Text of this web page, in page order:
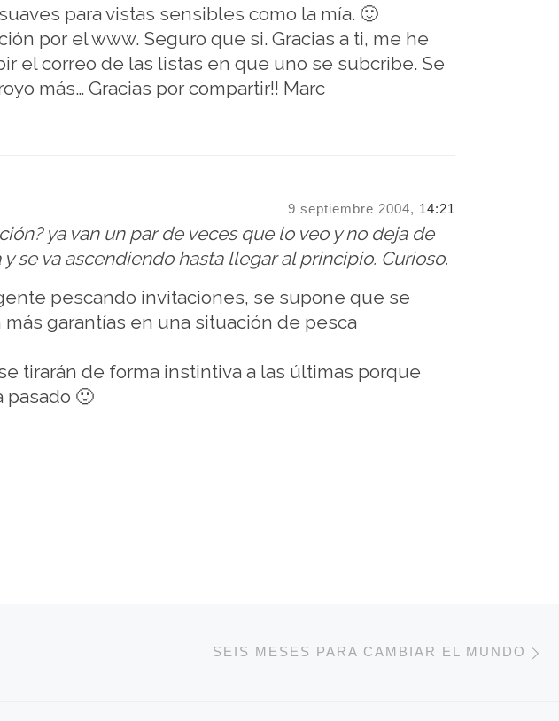
para vistas sensibles como la mía. 🙂
por el www. Seguro que si. Gracias a ti, me he
el correo de las listas en que uno se subcribe. Se
más… Gracias por compartir!! Marc
9 septiembre 2004, 14:21
ya van un par de veces que lo veo y no deja de
se va ascendiendo hasta llegar al principio. Curioso.
pescando invitaciones, se supone que se
garantías en una situación de pesca
tirarán de forma instintiva a las últimas porque
pasado 🙂
A LA LISTA DE ENTRADASSEIS MESES PARA CAMBIAR EL MUNDO